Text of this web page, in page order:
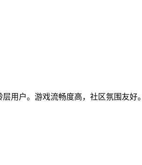
用户。游戏流畅度高，社区氛围友好。